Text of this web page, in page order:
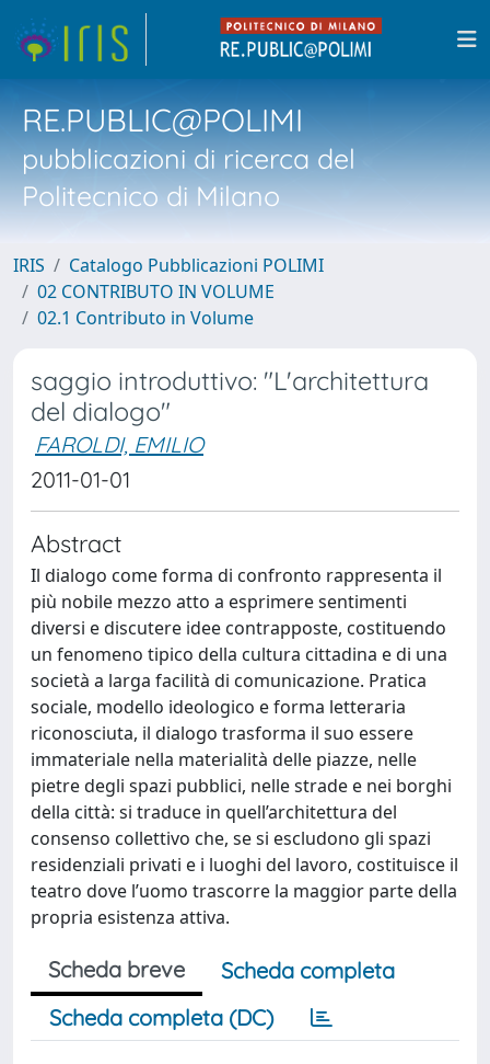
RE.PUBLIC@POLIMI
pubblicazioni di ricerca del
Politecnico di Milano
IRIS
Catalogo Pubblicazioni POLIMI
02 CONTRIBUTO IN VOLUME
02.1 Contributo in Volume
saggio introduttivo: "L'architettura
del dialogo"
FAROLDI, EMILIO
2011-01-01
Abstract
Il dialogo come forma di confronto rappresenta il
più nobile mezzo atto a esprimere sentimenti
diversi e discutere idee contrapposte, costituendo
un fenomeno tipico della cultura cittadina e di una
società a larga facilità di comunicazione. Pratica
sociale, modello ideologico e forma letteraria
riconosciuta, il dialogo trasforma il suo essere
immateriale nella materialità delle piazze, nelle
pietre degli spazi pubblici, nelle strade e nei borghi
della città: si traduce in quell’architettura del
consenso collettivo che, se si escludono gli spazi
residenziali privati e i luoghi del lavoro, costituisce il
teatro dove l’uomo trascorre la maggior parte della
propria esistenza attiva.
Scheda breve
Scheda completa
Scheda completa (DC)